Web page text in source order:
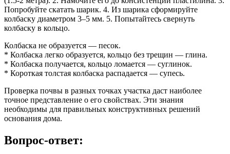
Попробуйте скатать шарик. 4. Из шарика сформируйте
колбаску диаметром 3–5 мм. 5. Попытайтесь свернуть
колбаску в кольцо.
Колбаска не образуется — песок.
* Колбаска легко образуется, кольцо без трещин — глина.
* Колбаска получается, кольцо ломается — суглинок.
* Короткая толстая колбаска распадается — супесь.
Проверка почвы в разных точках участка даст наиболее
точное представление о его свойствах. Эти знания
необходимы для правильных конструктивных решений
основания дома.
Вопрос-ответ: